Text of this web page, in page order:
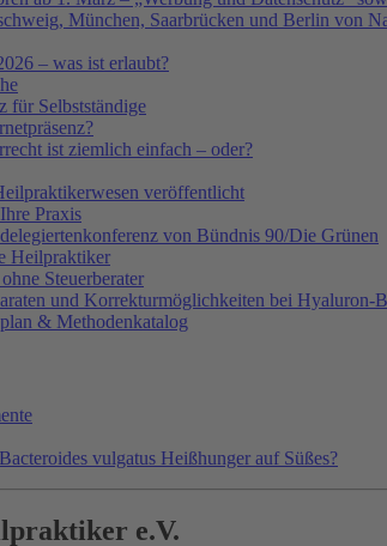
München, Saarbrücken und Berlin von
– was ist erlaubt?
für Selbstständige
ist ziemlich einfach – oder?
veröffentlicht
Praxis
von Bündnis 90/Die Grünen
Heilpraktiker
Steuerberater
und Korrekturmöglichkeiten bei Hyaluron-
& Methodenkatalog
vulgatus Heißhunger auf Süßes?
e.V.